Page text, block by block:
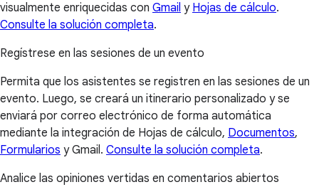
visualmente enriquecidas con Gmail y Hojas de cálculo.
Consulte la solución completa.
Regístrese en las sesiones de un evento
Permita que los asistentes se registren en las sesiones de un
evento. Luego, se creará un itinerario personalizado y se
enviará por correo electrónico de forma automática
mediante la integración de Hojas de cálculo, Documentos,
Formularios y Gmail. Consulte la solución completa.
Analice las opiniones vertidas en comentarios abiertos